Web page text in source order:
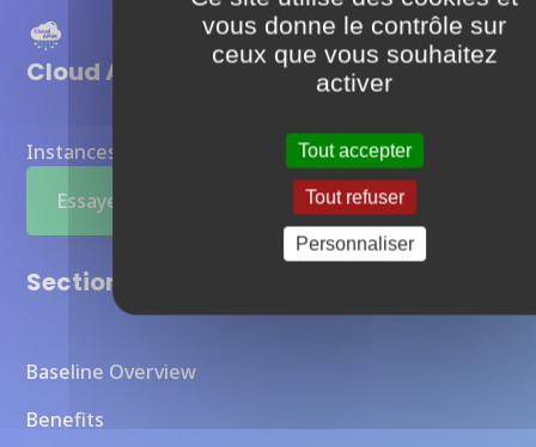
Cloud APIM
Instances Otoroshi entièrement managées
Essayer maintenant
Sections
Baseline Overview
Benefits
vous donne le contrôle sur
ceux que vous souhaitez
activer
Tout accepter
Tout refuser
Personnaliser